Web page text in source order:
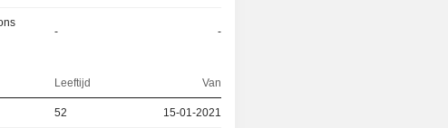
- -
Leeftijd Van
52 15-01-2021